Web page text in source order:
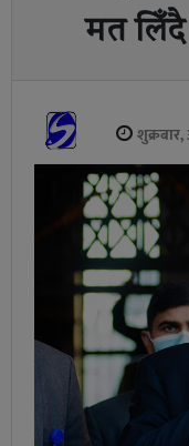
मत लिँदै